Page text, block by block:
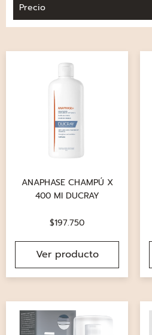
Precio
ANAPHASE CHAMPÚ X
400 MI DUCRAY
$197.750
Ver producto